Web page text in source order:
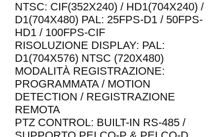
NTSC: CIF(352X240) / HD1(704X240) /
D1(704X480) PAL: 25FPS-D1 / 50FPS-
HD1 / 100FPS-CIF
RISOLUZIONE DISPLAY: PAL:
D1(704X576) NTSC (720X480)
MODALITÀ REGISTRAZIONE:
PROGRAMMATA / MOTION
DETECTION / REGISTRAZIONE
REMOTA
PTZ CONTROL: BUILT-IN RS-485 /